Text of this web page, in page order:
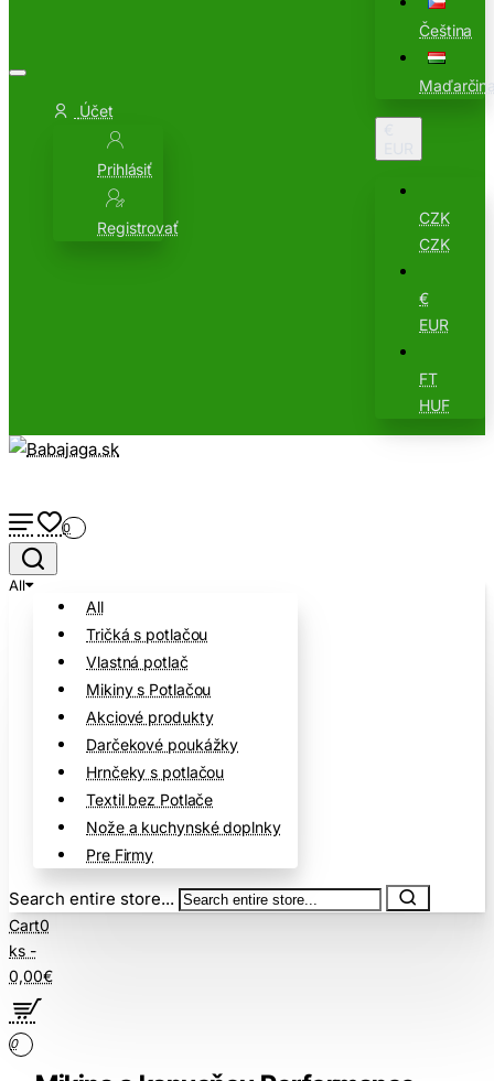
Účet
Prihlásiť
Registrovať
Čeština
CZK
CZK
€
EUR
FT
HUF
0
All
All
Tričká s potlačou
Vlastná potlač
Mikiny s Potlačou
Akciové produkty
Darčekové poukážky
Hrnčeky s potlačou
Textil bez Potlače
Nože a kuchynské doplnky
Pre Firmy
Search entire store...
Cart0
ks -
0,00€
0